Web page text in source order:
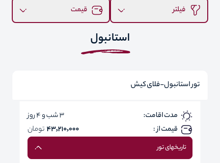
فیلتر قیمت
استانبول
تور استانبول-فلای کیش
مدت اقامت:
3 شب و 4 روز
قیمت از :
43,210,000 تومان
تاریخهای تور